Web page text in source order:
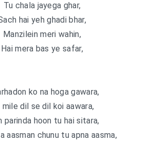
Tu chala jayega ghar,
hai yeh ghadi bhar,
Manzilein meri wahin,
Hai mera bas ye safar,
ko na hoga gawara,
mile dil se dil koi aawara,
parinda hoon tu hai sitara,
aasman chunu tu apna aasma,